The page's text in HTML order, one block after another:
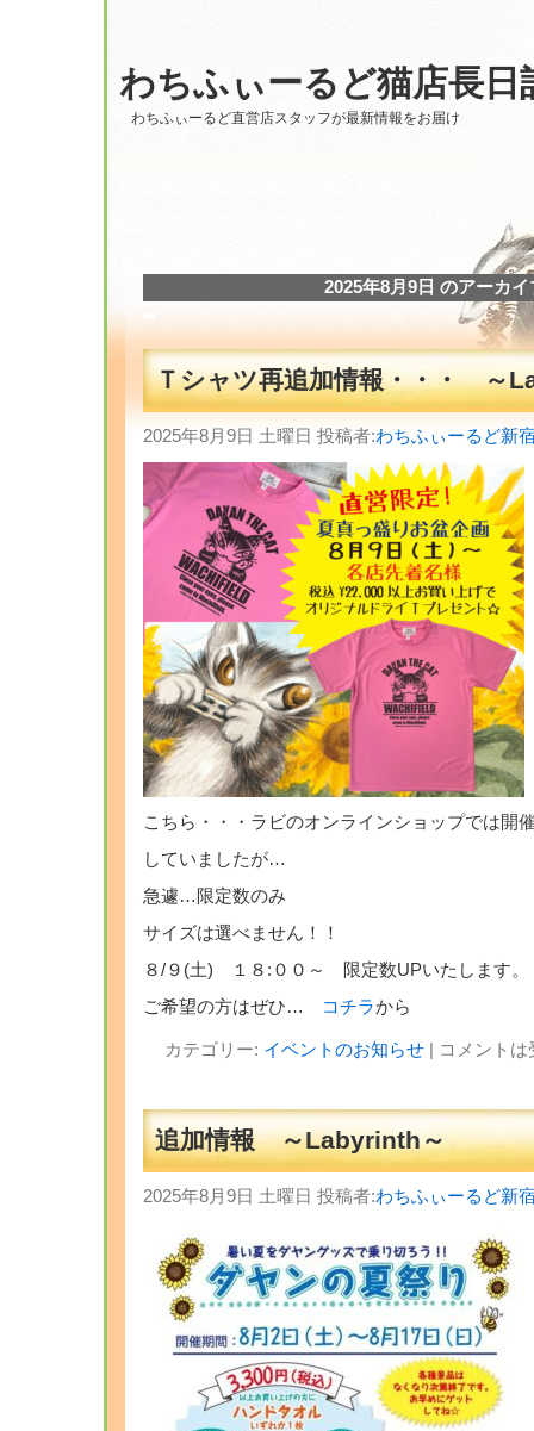
わちふぃーるど猫店長日
わちふぃーるど直営店スタッフが最新情報をお届け
2025年8月9日 のアーカイ
Ｔシャツ再追加情報・・・ ～
2025年8月9日 土曜日 投稿者:わちふぃーるど新
こちら・・・ラビのオンラインショップでは開
していましたが…
急遽…限定数のみ
サイズは選べません！！
８/９(土) １８:００～ 限定数UPいたします。
ご希望の方はぜひ…
コチラから
カテゴリー: イベントのお知らせ| コメント
追加情報 ～Labyrinth～
2025年8月9日 土曜日 投稿者:わちふぃーるど新